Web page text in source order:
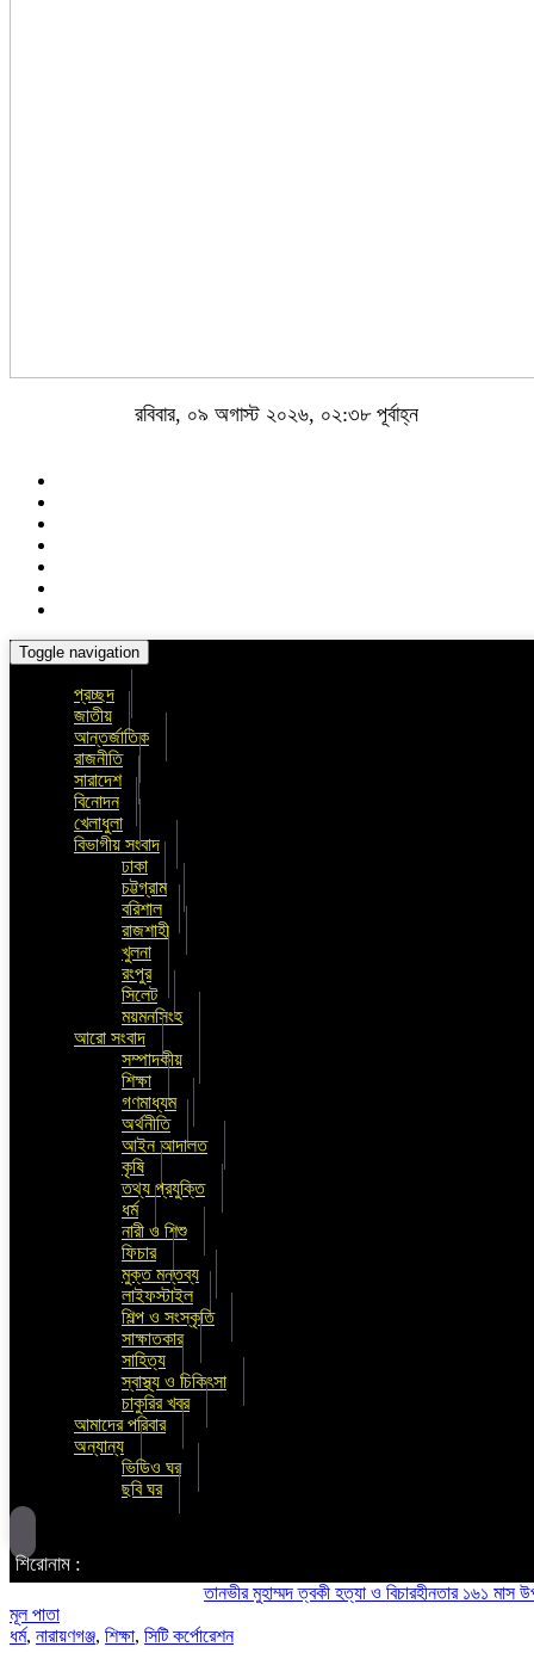
রবিবার, ০৯ অগাস্ট ২০২৬, ০২:৩৮ পূর্বাহ্ন
Toggle navigation
প্রচ্ছদ
জাতীয়
আন্তর্জাতিক
রাজনীতি
সারাদেশ
বিনোদন
খেলাধুলা
বিভাগীয় সংবাদ
ঢাকা
চট্টগ্রাম
বরিশাল
রাজশাহী
খুলনা
রংপুর
সিলেট
ময়মনসিংহ
আরো সংবাদ
সম্পাদকীয়
শিক্ষা
গণমাধ্যম
অর্থনীতি
আইন আদালত
কৃষি
তথ্য প্রযুক্তি
ধর্ম
নারী ও শিশু
ফিচার
মুক্ত মন্তব্য
লাইফস্টাইল
শিল্প ও সংস্কৃতি
সাক্ষাতকার
সাহিত্য
স্বাস্থ্য ও চিকিৎসা
চাকুরির খবর
আমাদের পরিবার
অন্যান্য
ভিডিও ঘর
ছবি ঘর
শিরোনাম :
তানভীর মুহাম্মদ ত্বকী হত্যা ও বিচারহীনতার ১৬১ মাস
মূল পাতা
ধর্ম, নারায়ণগঞ্জ, শিক্ষা, সিটি কর্পোরেশন